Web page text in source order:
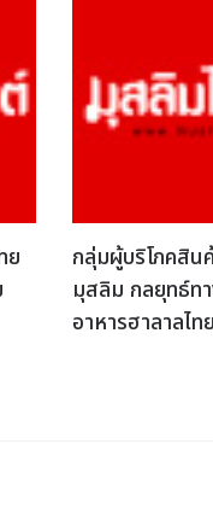
ย
กลุ่มผู้บริโภคสิน
มุสลิม กลยุทธ์ท
อาหารฮาลาลไทย